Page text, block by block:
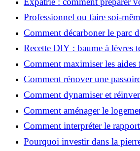
et rénover votre bien à distance
Professionnel ou faire soi-
pour votre rénovation ?
Comment décarboner le parc
la rénovation énergétique ?
Recette DIY : baume à lèvres
SPF
Comment maximiser les aides
votre rénovation ?
Comment rénover une
une maison durable ?
Comment dynamiser et
avec Action Cœur de Ville ?
Comment aménager le
âgées et obtenir des aides
Comment interpréter le
en retenir l'essentiel ?
Pourquoi investir dans la